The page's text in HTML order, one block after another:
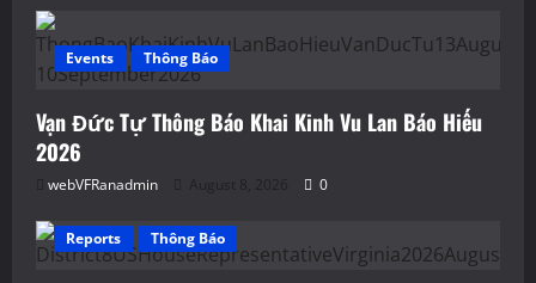
Events Thông Báo
Vạn Đức Tự Thông Báo Khai Kinh Vu Lan Báo Hiếu
2026
webVFRanadmin August 8, 2026 0
Reports Thông Báo